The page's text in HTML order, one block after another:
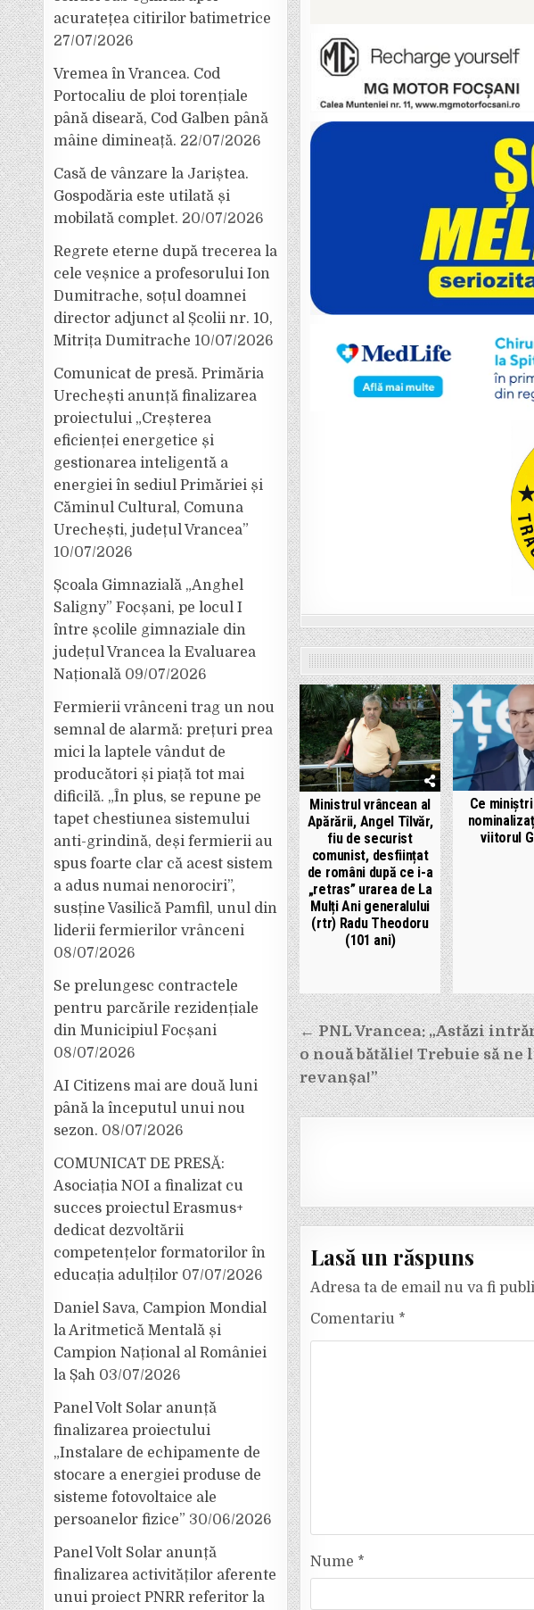
Ministrul vrâncean al
Apărării, Angel Tîlvăr,
fiu de securist
comunist, desființat
de români după ce i-a
„retras” urarea de La
Mulți Ani generalului
(rtr) Radu Theodoru
(101 ani)
Ce
viitorul
Navigare
în
articole
← PNL Vrancea: „Astăzi
o nouă bătălie! Trebuie să ne
revanșa!”
Lasă un răspuns
Adresa ta de email nu va fi
Comentariu *
Nume *
acuratețea citirilor batimetrice
27/07/2026
Vremea în Vrancea. Cod
Portocaliu de ploi torențiale
până diseară, Cod Galben până
mâine dimineață. 22/07/2026
Casă de vânzare la Jariștea.
Gospodăria este utilată și
mobilată complet. 20/07/2026
Regrete eterne după trecerea la
cele veșnice a profesorului Ion
Dumitrache, soțul doamnei
director adjunct al Școlii nr. 10,
Mitrița Dumitrache 10/07/2026
Comunicat de presă. Primăria
Urechești anunță finalizarea
proiectului „Creșterea
eficienței energetice și
gestionarea inteligentă a
energiei în sediul Primăriei și
Căminul Cultural, Comuna
Urechești, județul Vrancea”
10/07/2026
Școala Gimnazială „Anghel
Saligny” Focșani, pe locul I
între școlile gimnaziale din
județul Vrancea la Evaluarea
Națională 09/07/2026
Fermierii vrânceni trag un nou
semnal de alarmă: prețuri prea
mici la laptele vândut de
producători și piață tot mai
dificilă. „În plus, se repune pe
tapet chestiunea sistemului
anti-grindină, deși fermierii au
spus foarte clar că acest sistem
a adus numai nenorociri”,
susține Vasilică Pamfil, unul din
liderii fermierilor vrânceni
08/07/2026
Se prelungesc contractele
pentru parcările rezidențiale
din Municipiul Focșani
08/07/2026
AI Citizens mai are două luni
până la începutul unui nou
sezon. 08/07/2026
COMUNICAT DE PRESĂ:
Asociația NOI a finalizat cu
succes proiectul Erasmus+
dedicat dezvoltării
competențelor formatorilor în
educația adulților 07/07/2026
Daniel Sava, Campion Mondial
la Aritmetică Mentală și
Campion Național al României
la Șah 03/07/2026
Panel Volt Solar anunță
finalizarea proiectului
„Instalare de echipamente de
stocare a energiei produse de
sisteme fotovoltaice ale
persoanelor fizice” 30/06/2026
Panel Volt Solar anunță
finalizarea activităților aferente
unui proiect PNRR referitor la